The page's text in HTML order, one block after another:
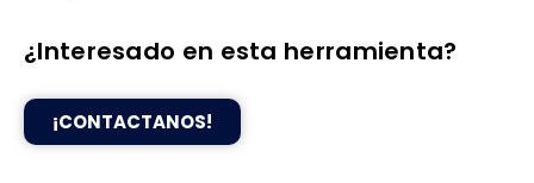
¿Interesado en esta herramienta?
¡CONTACTANOS!